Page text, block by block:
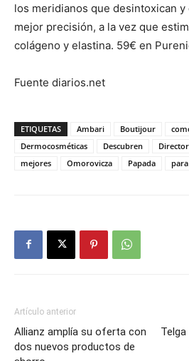
los meridianos que desintoxican
mejor precisión, a la vez que
colágeno y elastina. 59€ en
Fuente diarios.net
ETIQUETAS Ambari Boutijour
Dermocosméticas
Descubren
mejores
Omorovicza Papada para
Artículo anterior
Allianz amplía su oferta con
dos nuevos productos de